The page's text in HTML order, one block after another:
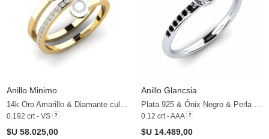
Anillo Minimo
14k Oro Amarillo & Diamante cultivado en laboratorio & Perla blanca
0.192 crt - VS
$U 58.025,00
Anillo Glancsia
Plata 925 & Ónix Negro & Perla blanca
0.12 crt - AAA
$U 14.489,00